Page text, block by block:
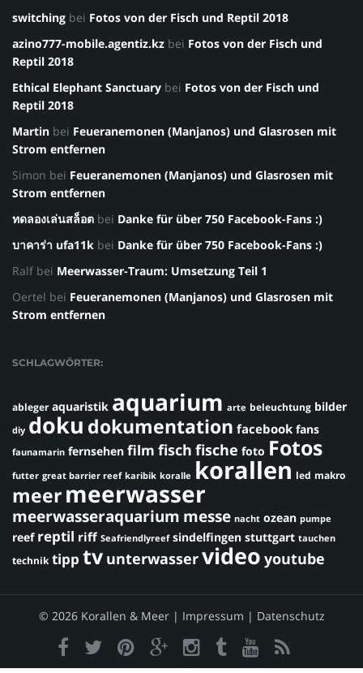
switching bei Fotos von der Fisch und Reptil 2018
azino777-mobile.agentiz.kz bei Fotos von der Fisch und
Reptil 2018
Ethical Elephant Sanctuary bei Fotos von der Fisch und
Reptil 2018
Martin bei Feueranemonen (Manjanos) und Glasrosen mit
Strom entfernen
Simon bei Feueranemonen (Manjanos) und Glasrosen mit
Strom entfernen
ทดลองเล่นสล็อต bei Danke für über 750 Facebook-Fans :)
บาคาร่า ufa11k bei Danke für über 750 Facebook-Fans :)
Ralf bei Meerwasser-Traum: Umsetzung Teil 1
Oertel bei Feueranemonen (Manjanos) und Glasrosen mit
Strom entfernen
SCHLAGWÖRTER:
ableger aquaristik aquarium arte beleuchtung bilder
diy doku dokumentation facebook fans
faunamarin fernsehen film fisch fische foto Fotos
futter great barrier reef karibik koralle korallen led makro
meermeerwasser
meerwasseraquarium messe nacht ozean pumpe
reef reptil riff Seafriendlyreef sindelfingen stuttgart tauchen
technik tipp tv unterwasservideo youtube
© 2026 Korallen & Meer | Impressum | Datenschutz